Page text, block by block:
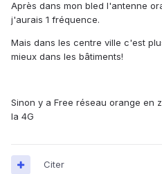
Après dans mon bled l'antenne
j'aurais 1 fréquence.
Mais dans les centre ville c'est
mieux dans les bâtiments!
Sinon y a Free réseau orange en
la 4G
Citer